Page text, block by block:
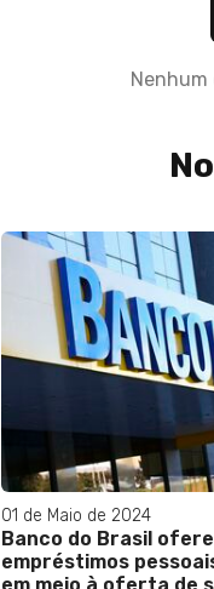
28 de Março de 2024
Brasil criou 1,48
empregos formais